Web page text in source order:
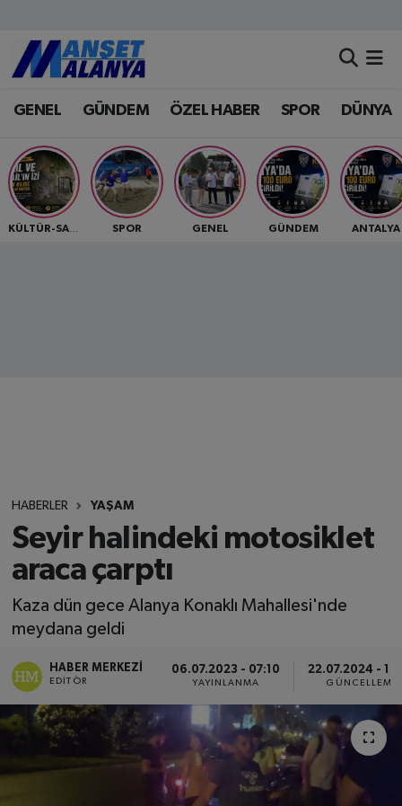
GENEL GÜNDEM ÖZEL HABER SPOR DÜNYA
KÜLTÜR-SANAT SPOR GENEL GÜNDEM ANTALYA
HABERLER YAŞAM
Seyir halindeki motosiklet
araca çarptı
Kaza dün gece Alanya Konaklı Mahallesi'nde
meydana geldi
HABER MERKEZI
EDITÖR
06.07.2023 - 07:10
YAYINLANMA
22.07.2024 -
GÜNCELLEME
Antalya Nöbetçi Eczaneler
Antalya Hava Durumu
Antalya Namaz Vakitleri
Antalya Trafik Yoğunluk Haritası